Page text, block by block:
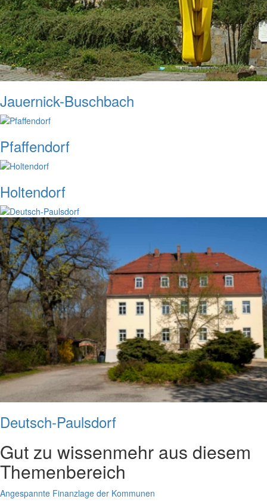
Jauernick-Buschbach
Pfaffendorf
Holtendorf
Deutsch-Paulsdorf
Gut zu wissenmehr aus diesem
Themenbereich
Angespannte Finanzlage der Kommunen